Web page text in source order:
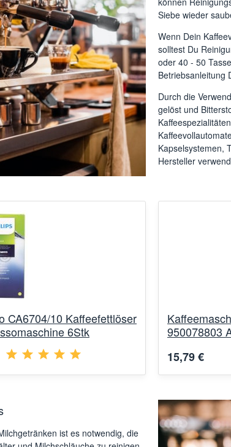
Siebe wieder
Wenn Dein
solltest Du
oder 40 - 50
Betriebsanleitung
Durch die
gelöst und
Kapselsystemen,
Hersteller
CA6704/10 Kaffeefettlöser
6Stk
950078803
15,79 €
ist es notwendig, die